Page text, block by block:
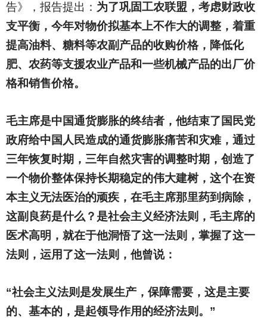
告》，报告提出： 为了巩固工农联盟，考虑财政收
支平衡，今年对物价拟基本上不作大的调整，着重
提高油料、糖料等农副产品的收购价格，降低化
肥、农药等支援农业产品和一些机械产品的出厂价
格和销售价格。
毛主席是中国通货膨胀的终结者，他结束了国民党
政府给中国人民造成的通货膨胀痛苦和灾难，通过
三年恢复时期，三年自然灾害的调整时期，创造了
一个物价整体保持长期稳定的伟大建树，这个在资
本主义无法医治的顽疾，在毛主席那里药到病除，
这副良药是什么？是社会主义经济法则，毛主席的
医术高明，就在于他洞悟了这一法则，掌握了这一
法则，运用了这一法则，他曾说：
“社会主义法则是发展生产，保障需要，这是主要
的、基本的，是起领导作用的经济法则。”